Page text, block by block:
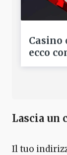
ecco
Lascia un
Il tuo